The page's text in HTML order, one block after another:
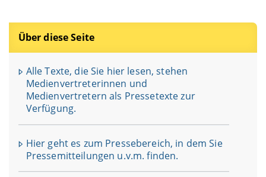
Über diese Seite
Alle Texte, die Sie hier lesen, stehen
Medienvertreterinnen und
Medienvertretern als Pressetexte zur
Verfügung.
Hier geht es zum Pressebereich, in dem Sie
Pressemitteilungen u.v.m. finden.